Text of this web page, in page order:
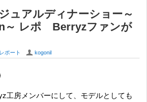
ュアルディナーショー～
～ レポ Berryzファンが
レポート U kogonil